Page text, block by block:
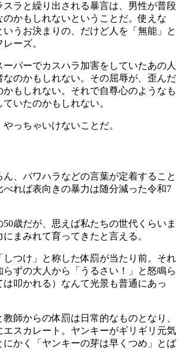
ラと繰り出される暴言は、男性が普段
かもしれないということだ。使えな
うお決まりの、だけど人を「無能」と
ーズ。
パーでカスハラ加害をしていたあの人
なのかもしれない。その屈辱が、歪んだ
もしれない。それで自尊心のようなも
いたのかもしれない。
っちゃいけないことだ。
、パワハラなどの言葉が定着すること
べれば表向きの暴力は随分減った令和7
歳だが、 思えば私たちの世代くらいま
まみれて育ってきたと言える。
つけ」と称した体罰が当たり前。それ
らずの大人から「うるさい！」と怒鳴ら
叩かれる）なんて光景も普通にあっ
師からの体罰は日常的なものとなり、
エスカレート。ヤンキーがギリギリ元気
にかく「ヤンキーの芽は早くつめ」とば